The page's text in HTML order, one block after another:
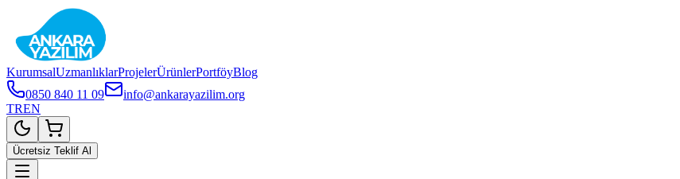
KurumsalUzmanlıklarProjelerÜrünlerPortföyBlog
0850 840 11 09
info@ankarayazilim.org
TREN
Ücretsiz Teklif Al